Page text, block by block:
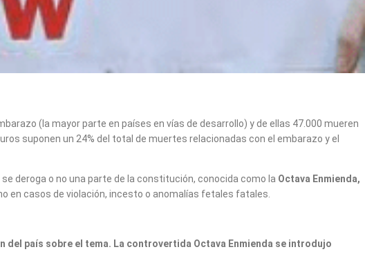
(la mayor parte en países en vías de desarrollo) y de ellas 47.000 mueren
suponen un 24% del total de muertes relacionadas con el embarazo y el
deroga o no una parte de la constitución, conocida como la Octava Enmienda,
en casos de violación, incesto o anomalías fetales fatales.
del país sobre el tema. La controvertida Octava Enmienda se introdujo